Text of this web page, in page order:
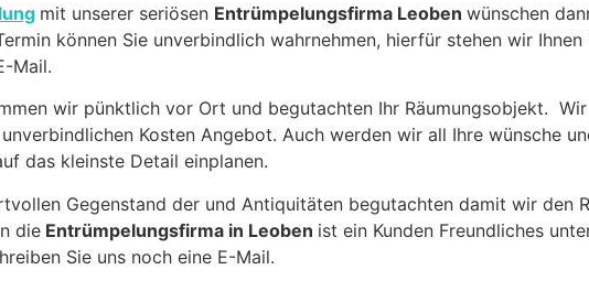
mit unserer seriösen Entrümpelungsfirma Leoben wünschen
können Sie unverbindlich wahrnehmen, hierfür stehen wir
Mail.
wir pünktlich vor Ort und begutachten Ihr Räumungsobjekt.
Kosten Angebot. Auch werden wir all Ihre wünsche
das kleinste Detail einplanen.
Gegenstand der und Antiquitäten begutachten damit wir den
die Entrümpelungsfirma in Leoben ist ein Kunden Freundliches
Sie uns noch eine E-Mail.